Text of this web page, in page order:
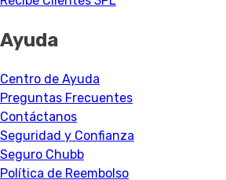
Ayuda
Centro de Ayuda
Preguntas Frecuentes
Contáctanos
Seguridad y Confianza
Seguro Chubb
Política de Reembolso